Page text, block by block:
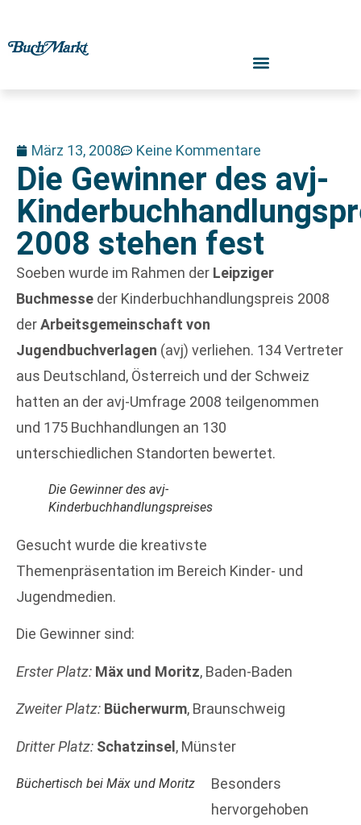
März 13, 2008 Keine Kommentare
Die Gewinner des avj-
2008 stehen fest
Soeben wurde im Rahmen der Leipziger
Buchmesse der Kinderbuchhandlungspreis 2008
derArbeitsgemeinschaft von
Jugendbuchverlagen (avj) verliehen. 134 Vertreter
aus Deutschland, Österreich und der Schweiz
hatten an der avj-Umfrage 2008 teilgenommen
und 175 Buchhandlungen an 130
unterschiedlichen Standorten bewertet.
Die Gewinner des avj-
Kinderbuchhandlungspreises
Gesucht wurde die kreativste
Themenpräsentation im Bereich Kinder- und
Jugendmedien.
Die Gewinner sind:
Erster Platz: Mäx und Moritz, Baden-Baden
Zweiter Platz: Bücherwurm, Braunschweig
Dritter Platz: Schatzinsel, Münster
Büchertisch bei Mäx und Moritz
Besonders
hervorgehoben